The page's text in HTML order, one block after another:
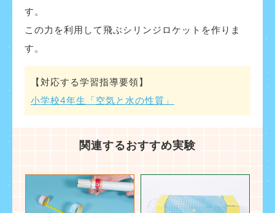
す。
この力を利用して飛ぶシリンジロケットを作りま
す。
【対応する学習指導要領】
小学校4年生「空気と水の性質」
関連するおすすめ実験